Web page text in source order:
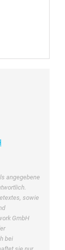
angegebene
sowie
GmbH
bei